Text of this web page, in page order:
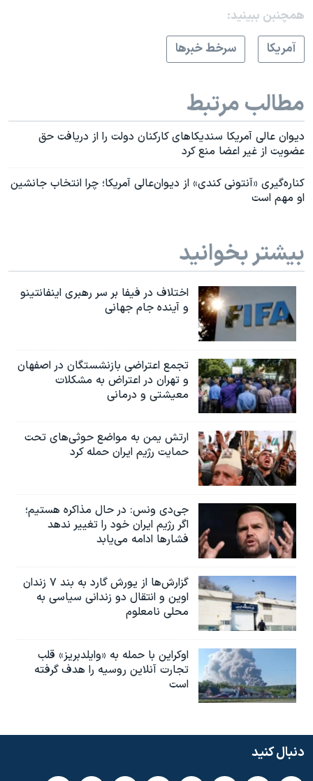
همچنبن ببینید:
آمريکا
سرخط خبرها
مطالب مرتبط
دیوان عالی آمریکا سندیکاهای کارکنان دولت را از دریافت حق
عضویت از غیر اعضا منع کرد
کناره‌گیری «آنتونی کندی» از دیوان‌عالی آمریکا؛ چرا انتخاب جانشین
او مهم است
بیشتر بخوانید
اختلاف در فیفا بر سر رهبری اینفانتینو
و آینده جام جهانی
تجمع اعتراضی بازنشستگان در اصفهان
و تهران در اعتراض به مشکلات
معیشتی و درمانی
ارتش یمن به مواضع حوثی‌های تحت
حمایت رژیم ایران حمله کرد
جی‌دی ونس: در حال مذاکره هستیم؛
اگر رژیم ایران خود را تغییر ندهد
فشارها ادامه می‌یابد
گزارش‌ها از یورش گارد به بند ۷ زندان
اوین و انتقال دو زندانی سیاسی به
محلی نامعلوم
اوکراین با حمله به «وایلدبریز» قلب
تجارت آنلاین روسیه را هدف گرفته
است
دنبال کنید